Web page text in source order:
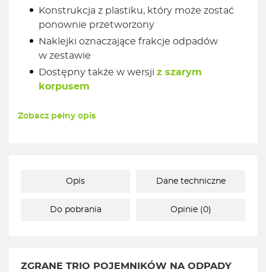
Konstrukcja z plastiku, który może zostać
ponownie przetworzony
Naklejki oznaczające frakcje odpadów
w zestawie
Dostępny także w wersji z szarym
korpusem
Zobacz pełny opis
Opis Dane techniczne
Do pobrania Opinie (0)
ZGRANE TRIO POJEMNIKÓW NA ODPADY